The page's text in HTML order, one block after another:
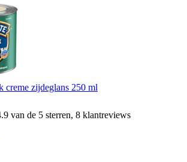
creme zijdeglans 250 ml
van de 5 sterren, 8 klantreviews